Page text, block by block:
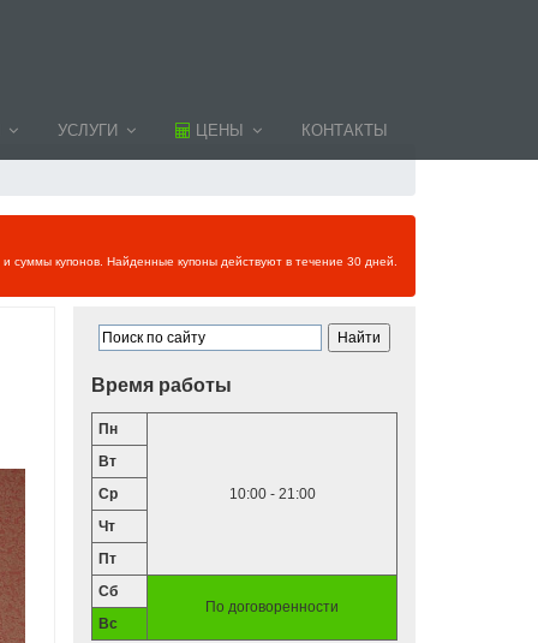
УСЛУГИ ЦЕНЫ КОНТАКТЫ
и суммы купонов. Найденные купоны действуют в течение 30 дней.
Время работы
Пн
10:00 - 21:00
Вт
Ср
Чт
Пт
Сб
По договоренности
Вс